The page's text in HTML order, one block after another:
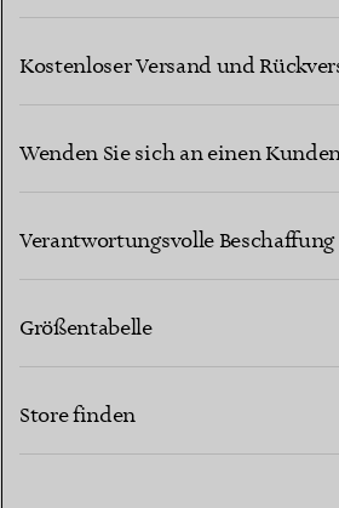
Kostenloser Versand und
Wenden Sie sich an einen
Verantwortungsvolle Beschaffung
Größentabelle
Store finden